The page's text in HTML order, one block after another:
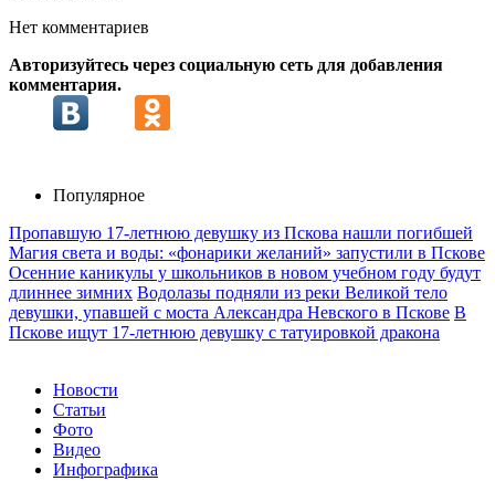
Нет комментариев
Авторизуйтесь через социальную сеть для добавления
комментария.
Популярное
Пропавшую 17-летнюю девушку из Пскова нашли погибшей
Магия света и воды: «фонарики желаний» запустили в Пскове
Осенние каникулы у школьников в новом учебном году будут
длиннее зимних Водолазы подняли из реки Великой тело
девушки, упавшей с моста Александра Невского в Пскове В
Пскове ищут 17‑летнюю девушку с татуировкой дракона
Новости
Статьи
Фото
Видео
Инфографика